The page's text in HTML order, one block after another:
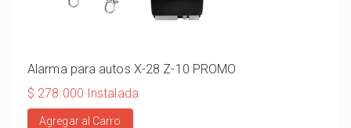
Alarma para autos X-28 Z-10 PROMO
$ 278.000 Instalada
Agregar al Carro